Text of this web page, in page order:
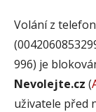
Volání z
996) je
Nevolejte.cz (
uživatele před